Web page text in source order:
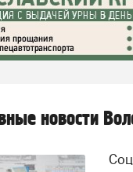
новости